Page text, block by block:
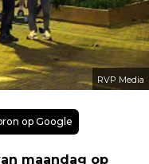
RVP Media
op Google
maandag op